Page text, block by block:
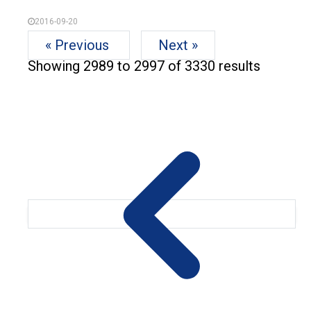
2016-09-20
« Previous
Next »
Showing 2989 to 2997 of 3330 results